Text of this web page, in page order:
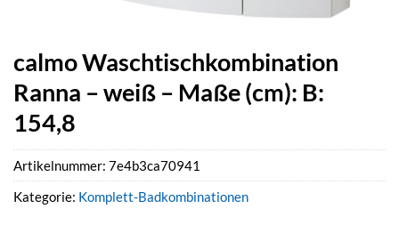
calmo Waschtischkombination
Ranna – weiß – Maße (cm): B:
154,8
Artikelnummer: 7e4b3ca70941
Kategorie: Komplett-Badkombinationen